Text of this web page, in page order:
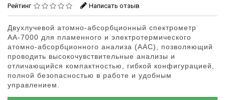
Рейтинг Написать отзыв
Двухлучевой атомно-абсорбционный спектрометр
АА-7000 для пламенного и электротермического
атомно-абсорбционного анализа (ААС), позволяющий
проводить высокочувствительные анализы и
отличающийся компактностью, гибкой конфигурацией,
полной безопасностью в работе и удобным
управлением.